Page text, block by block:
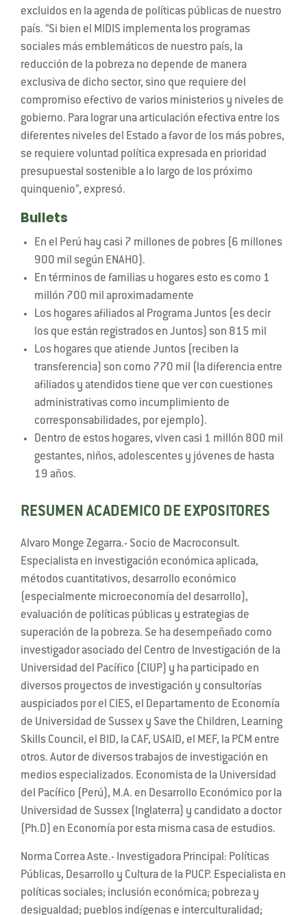
excluidos en la agenda de políticas públicas de nuestro
país. “Si bien el MIDIS implementa los programas
sociales más emblemáticos de nuestro país, la
reducción de la pobreza no depende de manera
exclusiva de dicho sector, sino que requiere del
compromiso efectivo de varios ministerios y niveles de
gobierno. Para lograr una articulación efectiva entre los
diferentes niveles del Estado a favor de los más pobres,
se requiere voluntad política expresada en prioridad
presupuestal sostenible a lo largo de los próximo
quinquenio”, expresó.
Bullets
En el Perú hay casi 7 millones de pobres (6 millones
900 mil según ENAHO).
En términos de familias u hogares esto es como 1
millón 700 mil aproximadamente
Los hogares afiliados al Programa Juntos (es decir
los que están registrados en Juntos) son 815 mil
Los hogares que atiende Juntos (reciben la
transferencia) son como 770 mil (la diferencia entre
afiliados y atendidos tiene que ver con cuestiones
administrativas como incumplimiento de
corresponsabilidades, por ejemplo).
Dentro de estos hogares, viven casi 1 millón 800 mil
gestantes, niños, adolescentes y jóvenes de hasta
19 años.
RESUMEN ACADEMICO DE EXPOSITORES
Alvaro Monge Zegarra.- Socio de Macroconsult.
Especialista en investigación económica aplicada,
métodos cuantitativos, desarrollo económico
(especialmente microeconomía del desarrollo),
evaluación de políticas públicas y estrategias de
superación de la pobreza. Se ha desempeñado como
investigador asociado del Centro de Investigación de la
Universidad del Pacífico (CIUP) y ha participado en
diversos proyectos de investigación y consultorías
auspiciados por el CIES, el Departamento de Economía
de Universidad de Sussex y Save the Children, Learning
Skills Council, el BID, la CAF, USAID, el MEF, la PCM entre
otros. Autor de diversos trabajos de investigación en
medios especializados. Economista de la Universidad
del Pacífico (Perú), M.A. en Desarrollo Económico por la
Universidad de Sussex (Inglaterra) y candidato a doctor
(Ph.D) en Economía por esta misma casa de estudios.
Norma Correa Aste.- Investigadora Principal: Políticas
Públicas, Desarrollo y Cultura de la PUCP. Especialista en
políticas sociales; inclusión económica; pobreza y
desigualdad; pueblos indígenas e interculturalidad;